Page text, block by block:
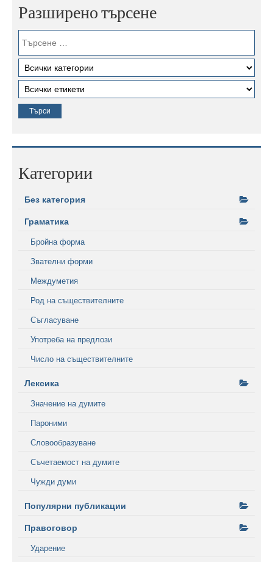
Разширено търсене
Категории
Без категория
Граматика
Бройна форма
Звателни форми
Междуметия
Род на съществителните
Съгласуване
Употреба на предлози
Число на съществителните
Лексика
Значение на думите
Пароними
Словообразуване
Съчетаемост на думите
Чужди думи
Популярни публикации
Правоговор
Ударение